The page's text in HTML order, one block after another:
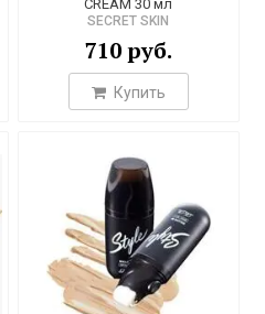
CREAM 30 мл
SECRET SKIN
710 руб.
Купить